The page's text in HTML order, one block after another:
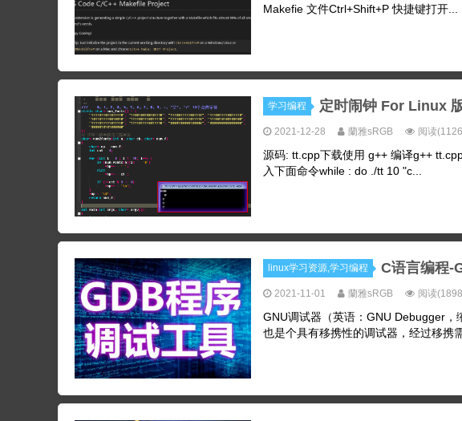
Makefie 文件Ctrl+Shift+P 快捷键打开...
学习编程 定时闹钟 For Linux
2021-12-28 蘭雅sRGB 阅读
源码: tt.cpp下载使用 g++ 编译g++
入下面命令while : do ./tt 10 "c...
linux学习资源,学习编程 C语言编程-
2021-11-01 蘭雅sRGB 阅读
GNU调试器（英语：GNU Debugger
也是个具有移携性的调试器，经过移携